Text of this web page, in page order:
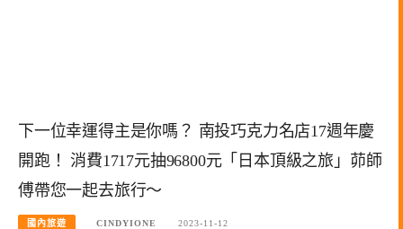
下一位幸運得主是你嗎？ 南投巧克力名店17週年慶
開跑！ 消費1717元抽96800元「日本頂級之旅」茆師
傅帶您一起去旅行～
國內旅遊 CINDYIONE 2023-11-12